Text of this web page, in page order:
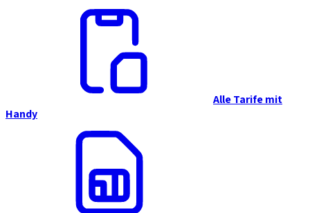
Alle Tarife mit
Handy